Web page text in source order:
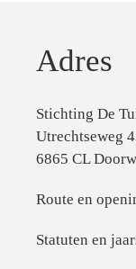
Adres
Stichting De
Utrechtseweg
6865 CL
Route en
Statuten en